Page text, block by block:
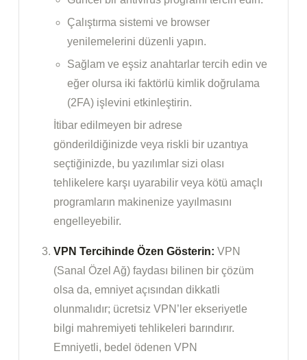
Çalıştırma sistemi ve browser
yenilemelerini düzenli yapın.
Sağlam ve eşsiz anahtarlar tercih edin ve
eğer olursa iki faktörlü kimlik doğrulama
(2FA) işlevini etkinleştirin.
İtibar edilmeyen bir adrese
gönderildiğinizde veya riskli bir uzantıya
seçtiğinizde, bu yazılımlar sizi olası
tehlikelere karşı uyarabilir veya kötü amaçlı
programların makinenize yayılmasını
engelleyebilir.
VPN Tercihinde Özen Gösterin: VPN
(Sanal Özel Ağ) faydası bilinen bir çözüm
olsa da, emniyet açısından dikkatli
olunmalıdır; ücretsiz VPN’ler ekseriyetle
bilgi mahremiyeti tehlikeleri barındırır.
Emniyetli, bedel ödenen VPN